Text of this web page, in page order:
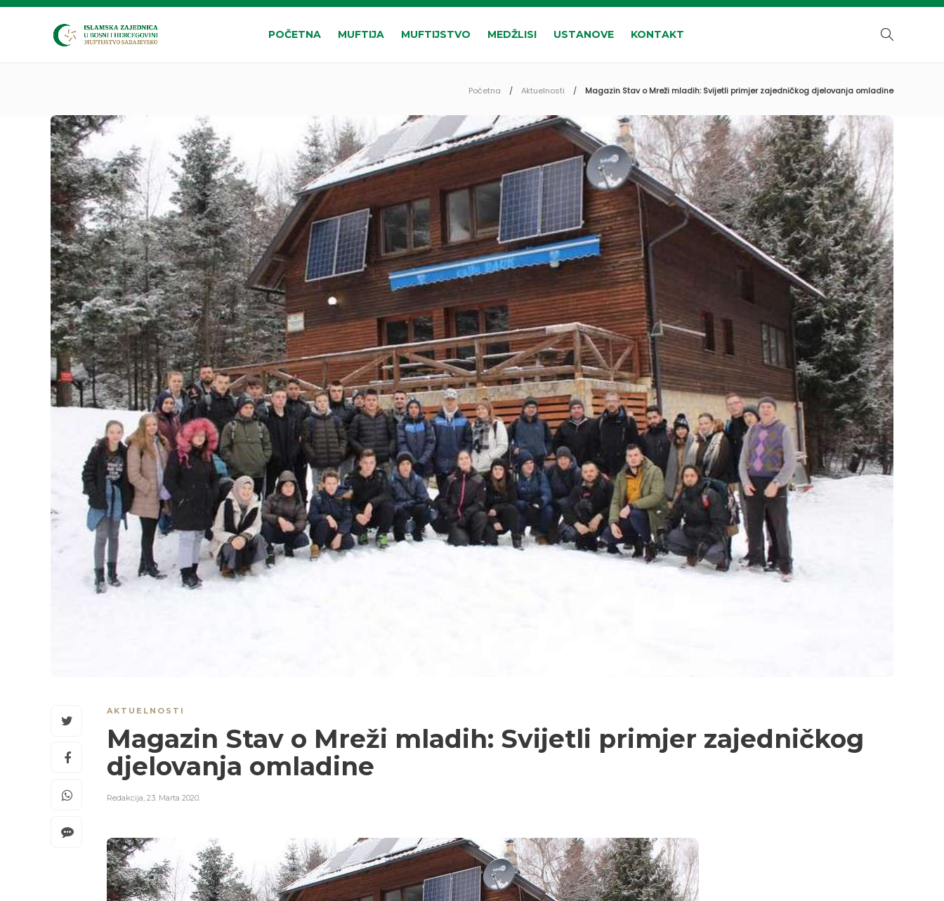
POČETNA MUFTIJA MUFTIJSTVO MEDŽLISI USTANOVE KONTAKT
Početna Aktuelnosti Magazin Stav o Mreži mladih: Svijetli primjer zajedničkog djelovanja omladine
AKTUELNOSTI
Magazin Stav o Mreži mladih: Svijetli primjer zajedničkog
djelovanja omladine
Redakcija, 23. Marta 2020.